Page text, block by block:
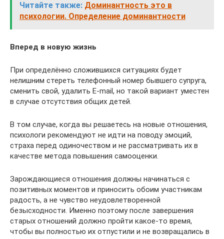
Читайте также: Доминантность это в
психологии. Определение доминантности
Вперед в новую жизнь
При определённо сложившихся ситуациях будет
нелишним стереть телефонный номер бывшего супруга,
сменить свой, удалить E-mail, но такой вариант уместен
в случае отсутствия общих детей.
В том случае, когда вы решаетесь на новые отношения,
психологи рекомендуют не идти на поводу эмоций,
страха перед одиночеством и не рассматривать их в
качестве метода повышения самооценки.
Зарождающиеся отношения должны начинаться с
позитивных моментов и приносить обоим участникам
радость, а не чувство неудовлетворенной
безысходности. Именно поэтому после завершения
старых отношений должно пройти какое-то время,
чтобы вы полностью их отпустили и не возвращались в